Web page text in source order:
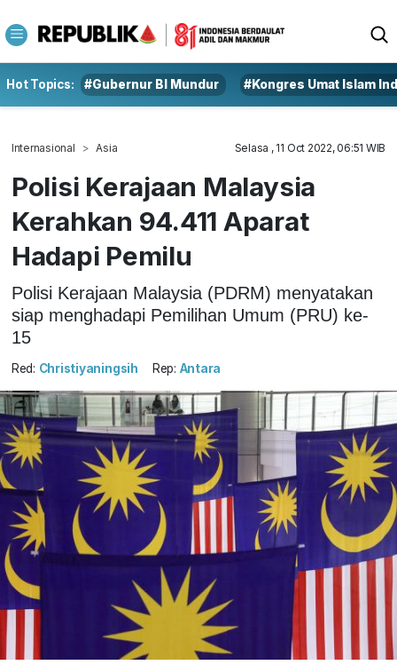
Hot Topics: #Gubernur BI Mundur #Kongres Umat Islam
Internasional Asia Selasa , 11 Oct 2022, 06:51 WIB
Polisi Kerajaan Malaysia
Kerahkan 94.411 Aparat
Hadapi Pemilu
Polisi Kerajaan Malaysia (PDRM) menyatakan
siap menghadapi Pemilihan Umum (PRU) ke-
15
Red: Christiyaningsih Rep: Antara